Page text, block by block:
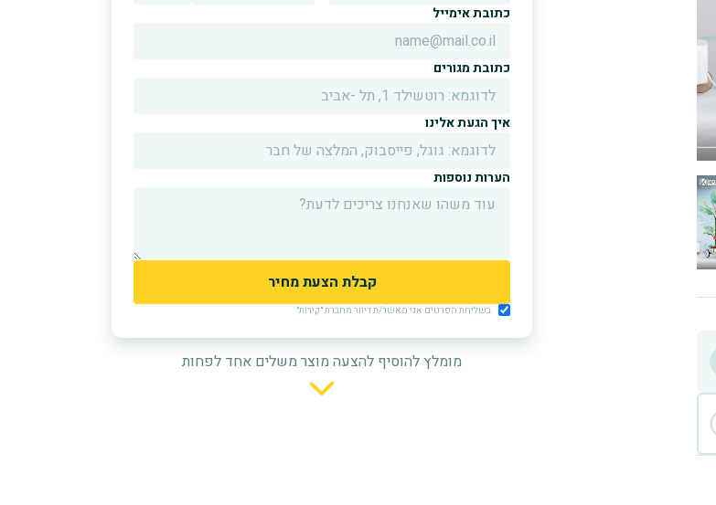
כתובת אימייל
כתובת מגורים
איך הגעת אלינו
הערות נוספות
בשליחת הפרטים אני מאשר/ת דיוור מחברת ״קירות״
מומלץ להוסיף להצעה מוצר משלים אחד לפחות